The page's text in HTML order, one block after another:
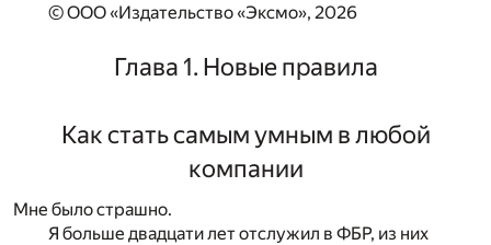
© ООО «Издательство «Эксмо», 2026
Глава 1. Новые правила
Как стать самым умным в любой
компании
Мне было страшно.
Я больше двадцати лет отслужил в ФБР, из них